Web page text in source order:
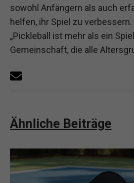
sowohl Anfängern als auch
helfen, ihr Spiel zu
„Pickleball ist mehr als ein
Gemeinschaft, die alle
Ähnliche Beiträge